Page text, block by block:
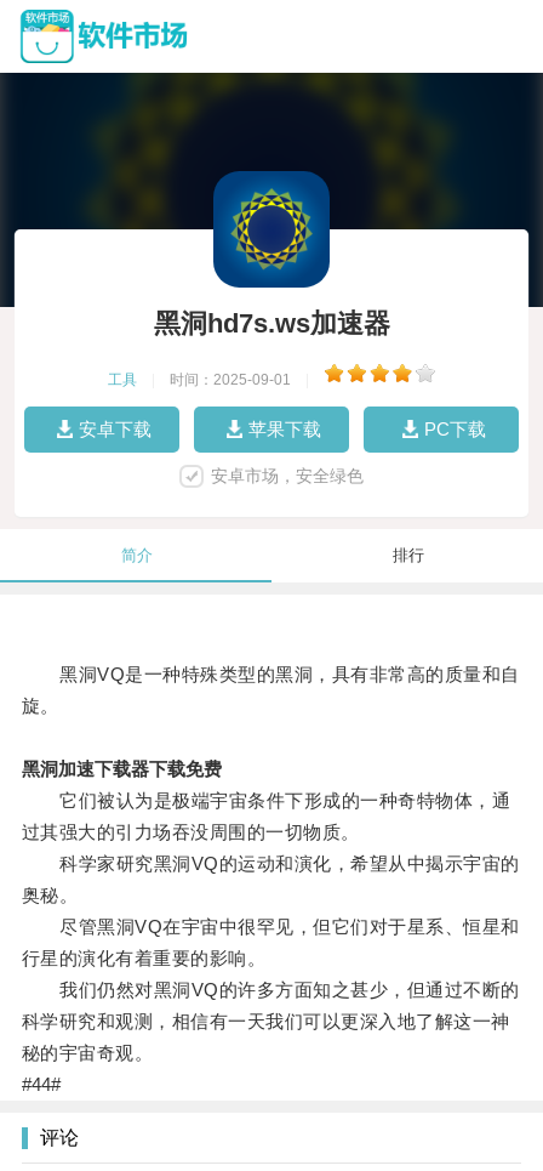
黑洞hd7s.ws加速器
工具 时间：2025-09-01
安卓下载 苹果下载 PC下载
安卓市场，安全绿色
简介 排行
黑洞VQ是一种特殊类型的黑洞，具有非常高的质量和自
旋。
黑洞加速下载器下载免费
它们被认为是极端宇宙条件下形成的一种奇特物体，通
过其强大的引力场吞没周围的一切物质。
科学家研究黑洞VQ的运动和演化，希望从中揭示宇宙的
奥秘。
尽管黑洞VQ在宇宙中很罕见，但它们对于星系、恒星和
行星的演化有着重要的影响。
我们仍然对黑洞VQ的许多方面知之甚少，但通过不断的
科学研究和观测，相信有一天我们可以更深入地了解这一神
秘的宇宙奇观。
#44#
评论